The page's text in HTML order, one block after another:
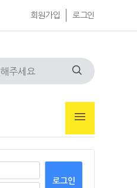
회원가입 로그인